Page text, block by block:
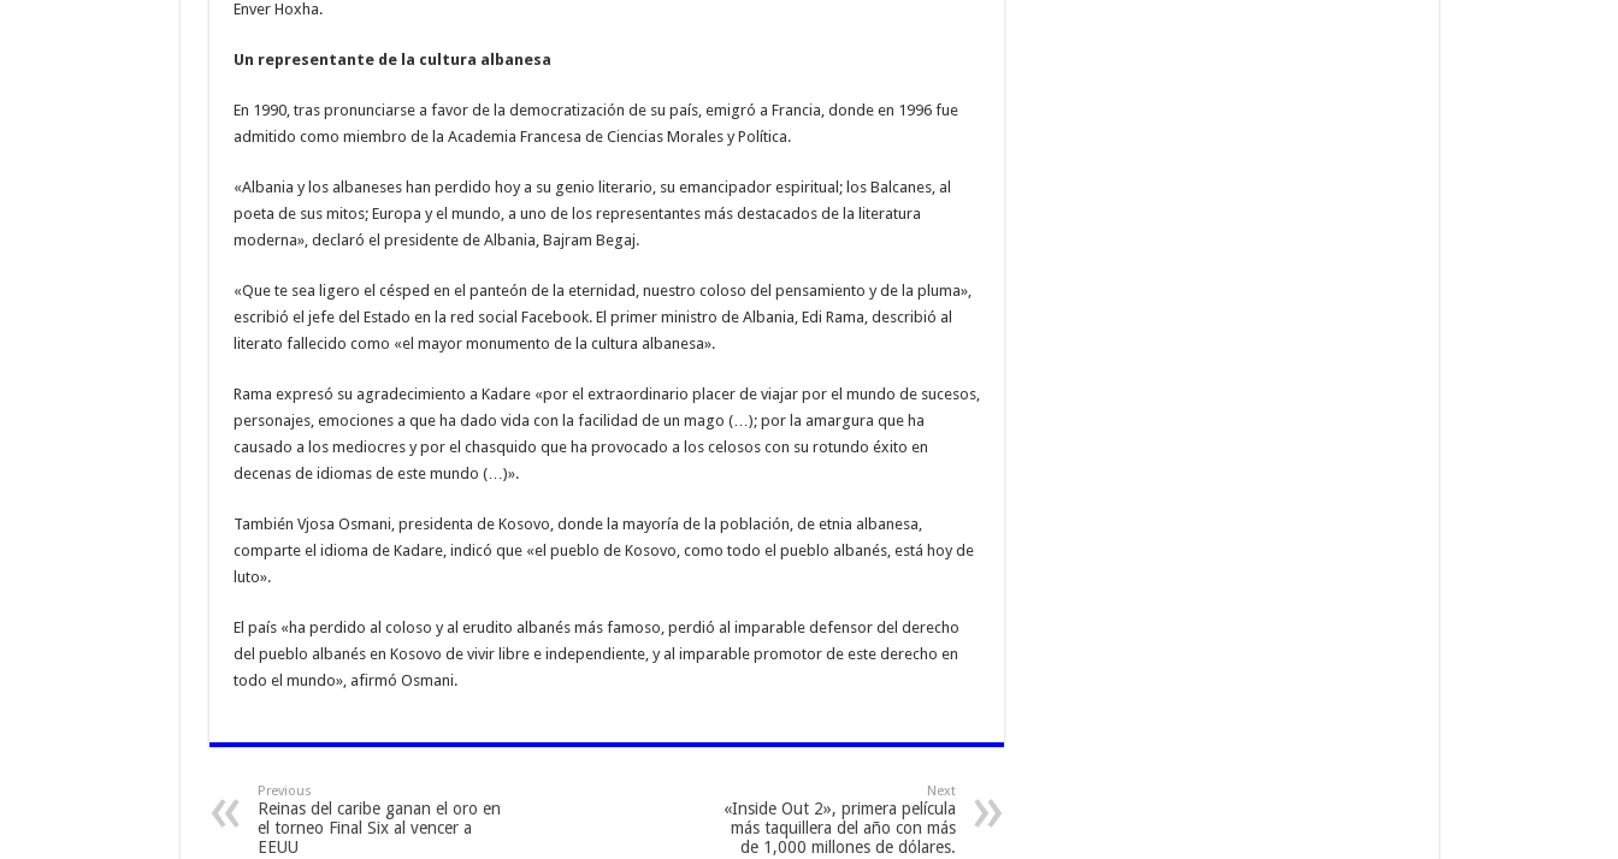
Enver Hoxha.
Un representante de la cultura albanesa
En 1990, tras pronunciarse a favor de la democratización de su país, emigró a Francia, donde en 1996 fue
admitido como miembro de la Academia Francesa de Ciencias Morales y Política.
«Albania y los albaneses han perdido hoy a su genio literario, su emancipador espiritual; los Balcanes, al
poeta de sus mitos; Europa y el mundo, a uno de los representantes más destacados de la literatura
moderna», declaró el presidente de Albania, Bajram Begaj.
«Que te sea ligero el césped en el panteón de la eternidad, nuestro coloso del pensamiento y de la pluma»,
escribió el jefe del Estado en la red social Facebook. El primer ministro de Albania, Edi Rama, describió al
literato fallecido como «el mayor monumento de la cultura albanesa».
Rama expresó su agradecimiento a Kadare «por el extraordinario placer de viajar por el mundo de sucesos,
personajes, emociones a que ha dado vida con la facilidad de un mago (…); por la amargura que ha
causado a los mediocres y por el chasquido que ha provocado a los celosos con su rotundo éxito en
decenas de idiomas de este mundo (…)».
También Vjosa Osmani, presidenta de Kosovo, donde la mayoría de la población, de etnia albanesa,
comparte el idioma de Kadare, indicó que «el pueblo de Kosovo, como todo el pueblo albanés, está hoy de
luto».
El país «ha perdido al coloso y al erudito albanés más famoso, perdió al imparable defensor del derecho
del pueblo albanés en Kosovo de vivir libre e independiente, y al imparable promotor de este derecho en
todo el mundo», afirmó Osmani.
Previous
Reinas del caribe ganan el oro en
el torneo Final Six al vencer a
EEUU
Next
«Inside Out 2», primera película
más taquillera del año con más
de 1,000 millones de dólares.